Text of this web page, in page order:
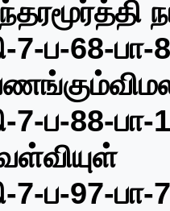
7-ப-68-பா-8
7-ப-88-பா-1
7-ப-97-பா-7